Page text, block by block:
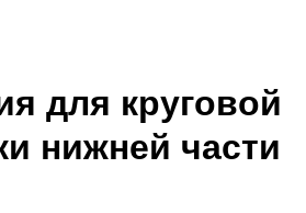
для круговой
нижней части